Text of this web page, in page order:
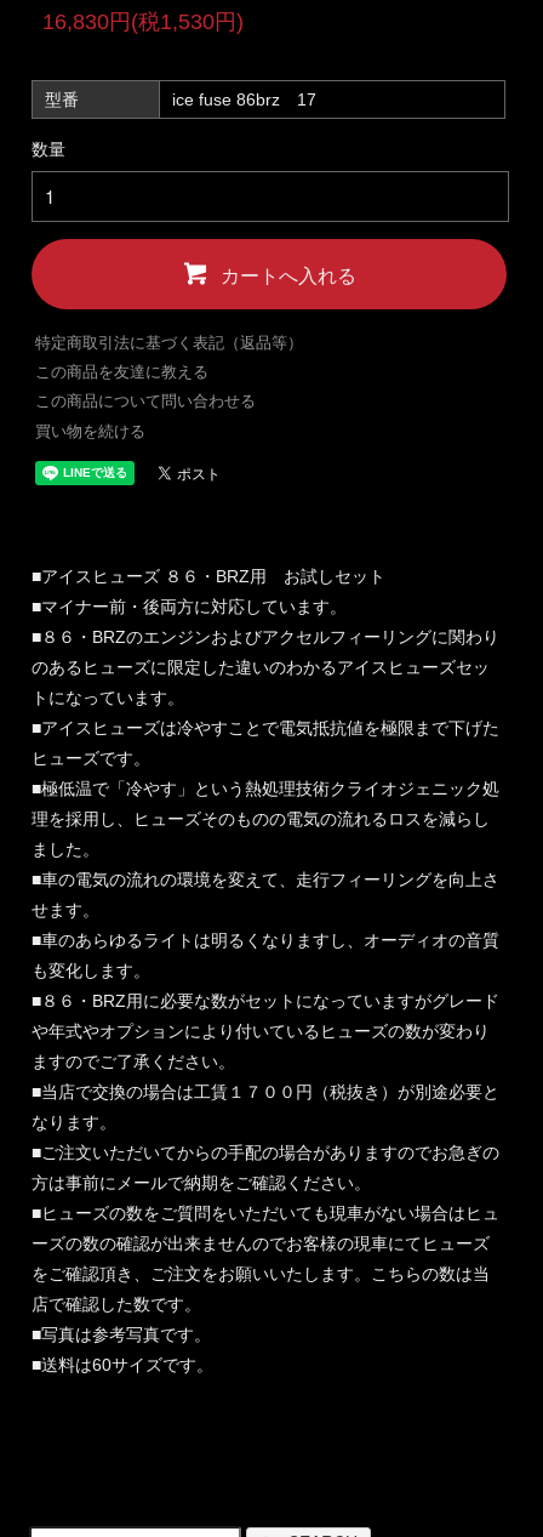
16,830円(税1,530円)
型番 ice fuse 86brz 17
数量
カートへ入れる
特定商取引法に基づく表記（返品等）
この商品を友達に教える
この商品について問い合わせる
買い物を続ける
■アイスヒューズ ８６・BRZ用 お試しセット
■マイナー前・後両方に対応しています。
■８６・BRZのエンジンおよびアクセルフィーリングに関わり
のあるヒューズに限定した違いのわかるアイスヒューズセッ
トになっています。
■アイスヒューズは冷やすことで電気抵抗値を極限まで下げた
ヒューズです。
■極低温で「冷やす」という熱処理技術クライオジェニック処
理を採用し、ヒューズそのものの電気の流れるロスを減らし
ました。
■車の電気の流れの環境を変えて、走行フィーリングを向上さ
せます。
■車のあらゆるライトは明るくなりますし、オーディオの音質
も変化します。
■８６・BRZ用に必要な数がセットになっていますがグレード
や年式やオプションにより付いているヒューズの数が変わり
ますのでご了承ください。
■当店で交換の場合は工賃１７００円（税抜き）が別途必要と
なります。
■ご注文いただいてからの手配の場合がありますのでお急ぎの
方は事前にメールで納期をご確認ください。
■ヒューズの数をご質問をいただいても現車がない場合はヒュ
ーズの数の確認が出来ませんのでお客様の現車にてヒューズ
をご確認頂き、ご注文をお願いいたします。こちらの数は当
店で確認した数です。
■写真は参考写真です。
■送料は60サイズです。